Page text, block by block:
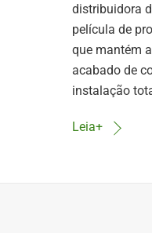
distribuidora
película de
que mantém
acabado de
instalação
Leia+